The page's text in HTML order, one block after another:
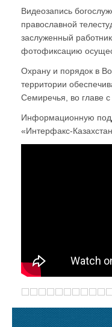
Видеозапись
православной
заслуженный
фотофиксацию
Охрану и порядок в
территории
Семиречья, во главе
Информационную
«Интерфакс-